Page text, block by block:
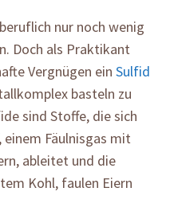
nur noch wenig
Doch als Praktikant
Vergnügen ein Sulfid
basteln zu
sind Stoffe, die sich
einem Fäulnisgas mit
ableitet und die
Kohl, faulen Eiern